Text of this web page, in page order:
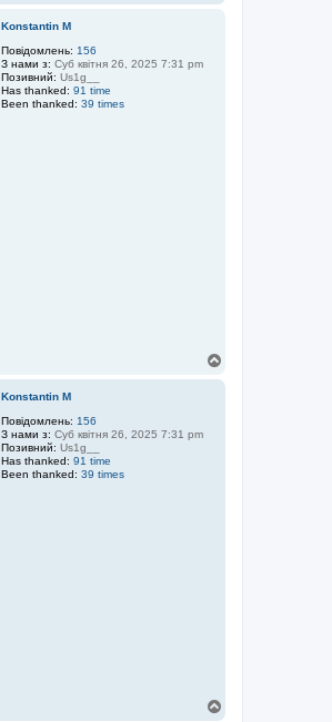
Konstantin M
Повідомлень: 156
З нами з: Суб квітня 26, 2025 7:31 pm
Позивний: Us1g__
Has thanked: 91 time
Been thanked: 39 times
Konstantin M
Повідомлень: 156
З нами з: Суб квітня 26, 2025 7:31 pm
Позивний: Us1g__
Has thanked: 91 time
Been thanked: 39 times